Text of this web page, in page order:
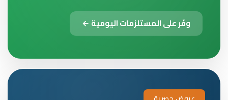
وفّر على المستلزمات اليومية ←